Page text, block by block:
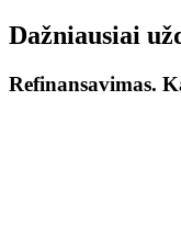
Dažniausiai
Refinansavimas.